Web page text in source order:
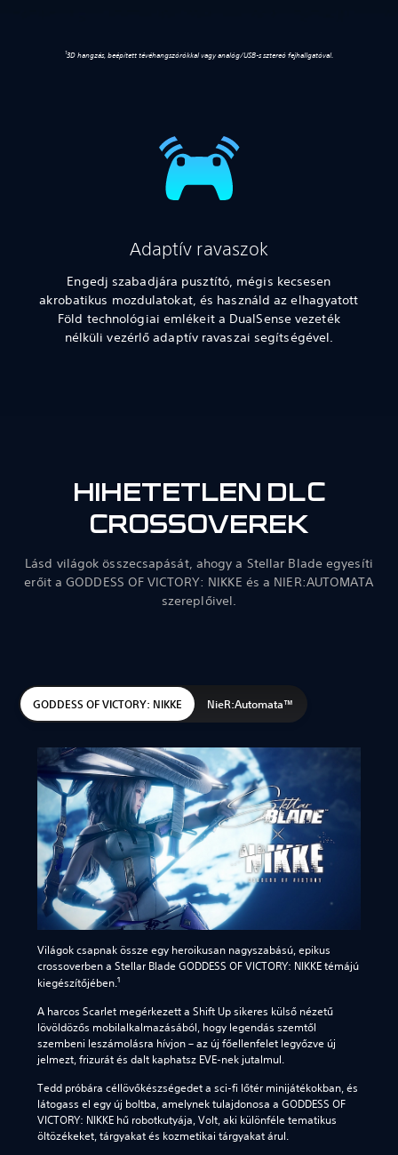
13D hangzás, beépített tévéhangszórókkal vagy analóg/USB-s sztereó fejhallgatóval.
Adaptív ravaszok
Engedj szabadjára pusztító, mégis kecsesen
akrobatikus mozdulatokat, és használd az elhagyatott
Föld technológiai emlékeit a DualSense vezeték
nélküli vezérlő adaptív ravaszai segítségével.
HIHETETLEN DLC
CROSSOVEREK
Lásd világok összecsapását, ahogy a Stellar Blade egyesíti
erőit a GODDESS OF VICTORY: NIKKE és a NIER:AUTOMATA
szereplőivel.
GODDESS OF VICTORY: NIKKE NieR:Automata™
Világok csapnak össze egy heroikusan nagyszabású, epikus
crossoverben a Stellar Blade GODDESS OF VICTORY: NIKKE témájú
kiegészítőjében.1
A harcos Scarlet megérkezett a Shift Up sikeres külső nézetű
lövöldözős mobilalkalmazásából, hogy legendás szemtől
szembeni leszámolásra hívjon – az új főellenfelet legyőzve új
jelmezt, frizurát és dalt kaphatsz EVE-nek jutalmul.
Tedd próbára céllövőkészségedet a sci-fi lőtér minijátékokban, és
látogass el egy új boltba, amelynek tulajdonosa a GODDESS OF
VICTORY: NIKKE hű robotkutyája, Volt, aki különféle tematikus
öltözékeket, tárgyakat és kozmetikai tárgyakat árul.